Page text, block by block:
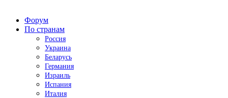
Форум
По странам
Россия
Украина
Беларусь
Германия
Израиль
Испания
Италия